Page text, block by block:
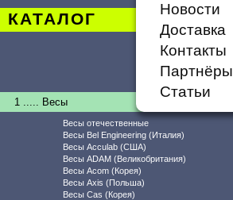
КАТАЛОГ
Новости
Доставка
Контакты
Партнёры
Статьи
1 ..... Весы
Весы отечественные
Весы Bel Engineering (Италия)
Весы Acculab (США)
Весы ADAM (Великобритания)
Весы Acom (Корея)
Весы Axis (Польша)
Весы Cas (Корея)